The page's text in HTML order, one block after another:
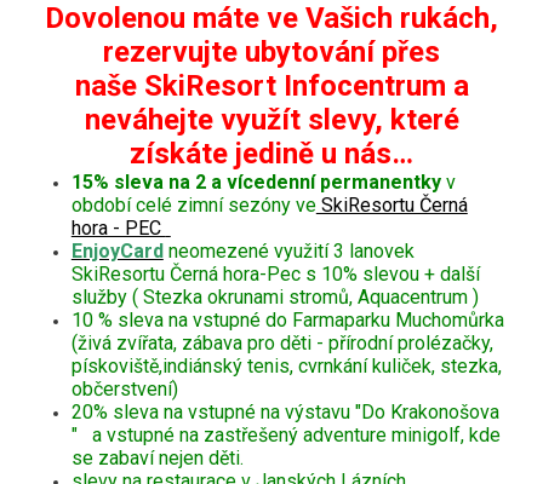
Dovolenou máte ve Vašich rukách,
rezervujte ubytování přes
naše SkiResort Infocentrum a
neváhejte využít slevy, které
získáte jedině u nás…
15% sleva na 2 a vícedenní permanentkyv
období celé zimní sezóny veSkiResortu Černá
hora - PEC
EnjoyCard neomezené využití 3 lanovek
SkiResortu Černá hora-Pec s 10% slevou + další
služby ( Stezka okrunami stromů, Aquacentrum )
10 % sleva na vstupné do Farmaparku Muchomůrka
(živá zvířata, zábava pro děti - přírodní prolézačky,
pískoviště,indiánský tenis, cvrnkání kuliček, stezka,
občerstvení)
20% sleva na vstupné na výstavu "Do Krakonošova
" a vstupné na zastřešený adventure minigolf, kde
se zabaví nejen děti.